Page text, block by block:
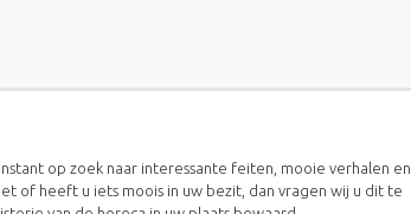
op zoek naar interessante feiten, mooie verhalen en
of heeft u iets moois in uw bezit, dan vragen wij u dit te